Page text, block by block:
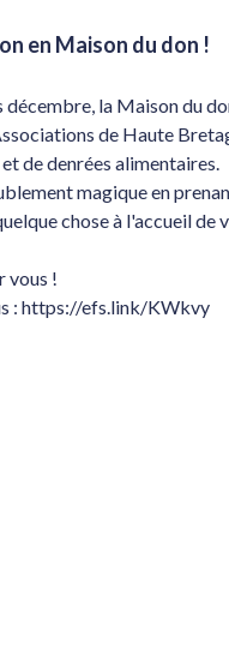
en Maison du don !
la Maison du
de Haute
de denrées alimentaires.
magique en
chose à l'accueil de
vous !
: https://efs.link/KWkvy